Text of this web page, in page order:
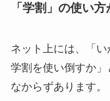
「学割」の使い
ネット上には、「
学割を使い倒すか
なからずあります。